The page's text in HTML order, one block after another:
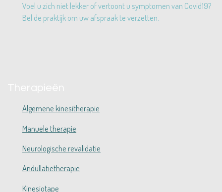
Voel u zich niet lekker of vertoont u symptomen van Covid19?
Bel de praktijk om uw afspraak te verzetten.
Algemene kinesitherapie
Manuele therapie
Neurologische revalidatie
Andullatietherapie
Kinesiotape